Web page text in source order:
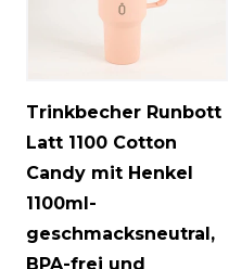
Trinkbecher Runbott
Latt 1100 Cotton
Candy mit Henkel
1100ml-
geschmacksneutral,
BPA-frei und